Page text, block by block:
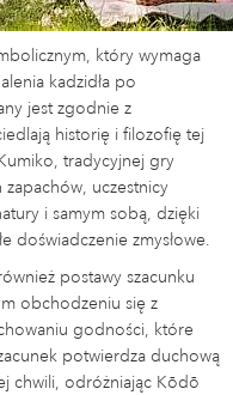
który wymaga
kadzidła po
jest zgodnie z
historię i filozofię tej
tradycyjnej gry
uczestnicy
i samym sobą, dzięki
doświadczenie zmysłowe.
postawy szacunku
obchodzeniu się z
godności, które
potwierdza duchową
chwili, odróżniając Kōdō